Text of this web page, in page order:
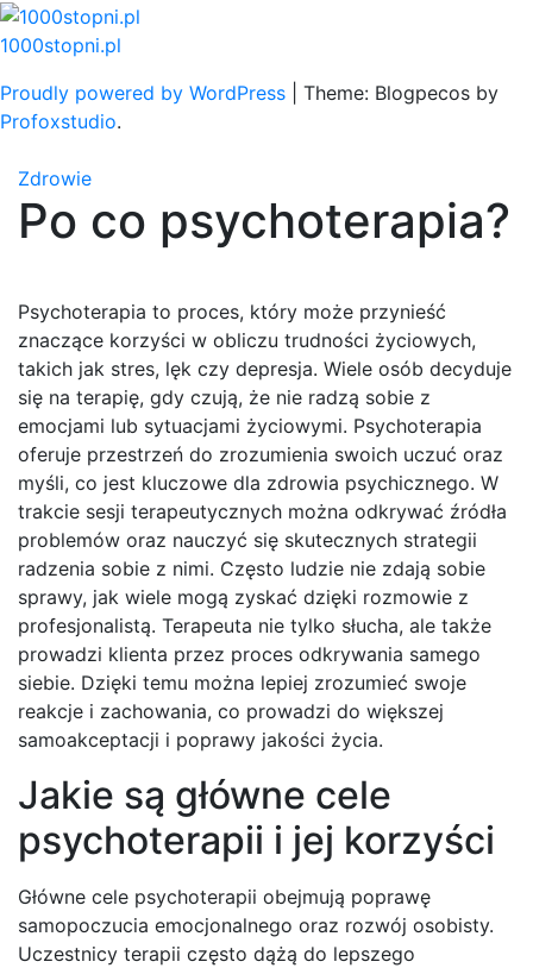
Skip
to
1000stopni.pl
Proudly powered by WordPress
Theme: Blogpecos by
Profoxstudio.
Zdrowie
Po co psychoterapia?
Psychoterapia to proces, który może przynieść
znaczące korzyści w obliczu trudności życiowych,
takich jak stres, lęk czy depresja. Wiele osób decyduje
się na terapię, gdy czują, że nie radzą sobie z
emocjami lub sytuacjami życiowymi. Psychoterapia
oferuje przestrzeń do zrozumienia swoich uczuć oraz
myśli, co jest kluczowe dla zdrowia psychicznego. W
trakcie sesji terapeutycznych można odkrywać źródła
problemów oraz nauczyć się skutecznych strategii
radzenia sobie z nimi. Często ludzie nie zdają sobie
sprawy, jak wiele mogą zyskać dzięki rozmowie z
profesjonalistą. Terapeuta nie tylko słucha, ale także
prowadzi klienta przez proces odkrywania samego
siebie. Dzięki temu można lepiej zrozumieć swoje
reakcje i zachowania, co prowadzi do większej
samoakceptacji i poprawy jakości życia.
Jakie są główne cele
psychoterapii i jej korzyści
Główne cele psychoterapii obejmują poprawę
samopoczucia emocjonalnego oraz rozwój osobisty.
Uczestnicy terapii często dążą do lepszego